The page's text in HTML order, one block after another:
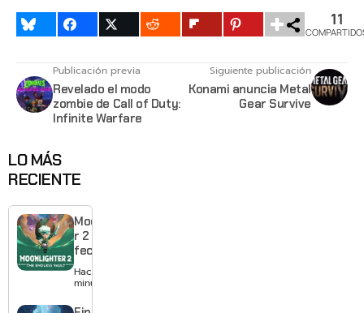
11
Publicación previa
Revelado el modo
zombie de Call of Duty:
Infinite Warfare
Siguiente publicación
Konami anuncia Metal
Gear Survive
LO MÁS
RECIENTE
Moonlighte
r 2 ya tiene
fecha y
puedes
quedarte
el primero
Hace 32
minutos